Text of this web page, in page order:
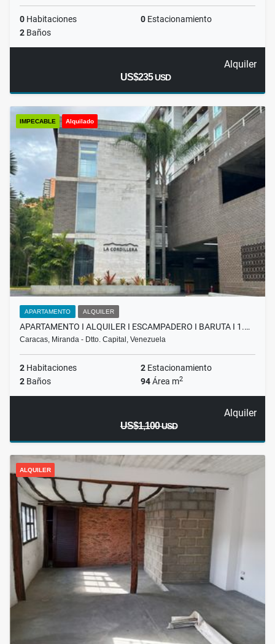
0 Habitaciones 0 Estacionamiento
2 Baños
Alquiler
US$235USD
IMPECABLE Alquilado
APARTAMENTO ALQUILER
APARTAMENTO I ALQUILER I ESCAMPADERO I BARUTA I 1.…
Caracas, Miranda - Dtto. Capital, Venezuela
2 Habitaciones 2 Estacionamiento
2 Baños 94Área m2
Alquiler
US$1,100USD
ALQUILER